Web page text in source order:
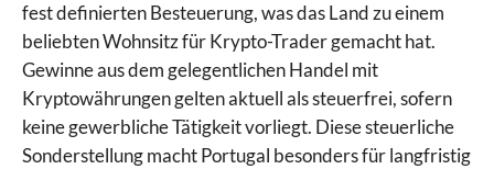
fest definierten Besteuerung, was das Land zu einem
beliebten Wohnsitz für Krypto-Trader gemacht hat.
Gewinne aus dem gelegentlichen Handel mit
Kryptowährungen gelten aktuell als steuerfrei, sofern
keine gewerbliche Tätigkeit vorliegt. Diese steuerliche
Sonderstellung macht Portugal besonders für langfristig